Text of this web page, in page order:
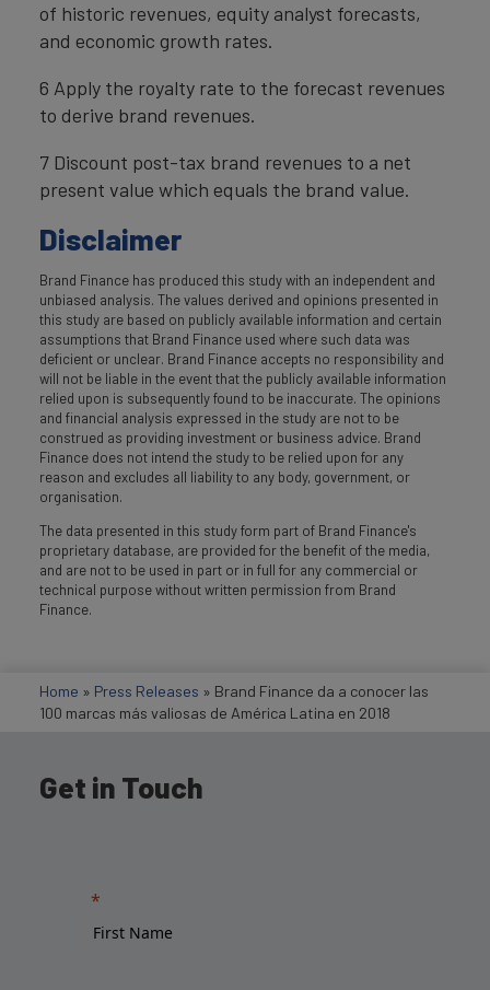
of historic revenues, equity analyst forecasts,
and economic growth rates.
6 Apply the royalty rate to the forecast revenues
to derive brand revenues.
7 Discount post-tax brand revenues to a net
present value which equals the brand value.
Disclaimer
Brand Finance has produced this study with an independent and
unbiased analysis. The values derived and opinions presented in
this study are based on publicly available information and certain
assumptions that Brand Finance used where such data was
deficient or unclear. Brand Finance accepts no responsibility and
will not be liable in the event that the publicly available information
relied upon is subsequently found to be inaccurate. The opinions
and financial analysis expressed in the study are not to be
construed as providing investment or business advice. Brand
Finance does not intend the study to be relied upon for any
reason and excludes all liability to any body, government, or
organisation.
The data presented in this study form part of Brand Finance's
proprietary database, are provided for the benefit of the media,
and are not to be used in part or in full for any commercial or
technical purpose without written permission from Brand
Finance.
Home » Press Releases » Brand Finance da a conocer las
100 marcas más valiosas de América Latina en 2018
Get in Touch